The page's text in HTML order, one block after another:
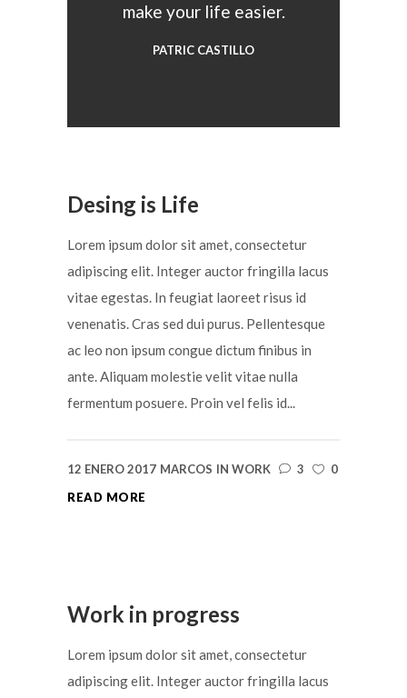
make your life easier.
PATRIC CASTILLO
Desing is Life
Lorem ipsum dolor sit amet, consectetur
adipiscing elit. Integer auctor fringilla lacus
vitae egestas. In feugiat laoreet risus id
venenatis. Cras sed dui purus. Pellentesque
ac leo non ipsum congue dictum finibus in
ante. Aliquam molestie velit vitae nulla
fermentum posuere. Proin vel felis id...
12 ENERO 2017 MARCOS IN WORK 3
0
READ MORE
Work in progress
Lorem ipsum dolor sit amet, consectetur
adipiscing elit. Integer auctor fringilla lacus